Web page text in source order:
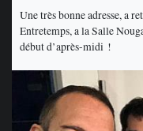
Une très bonne adresse, a
Entretemps, a la Salle
début d’après-midi !